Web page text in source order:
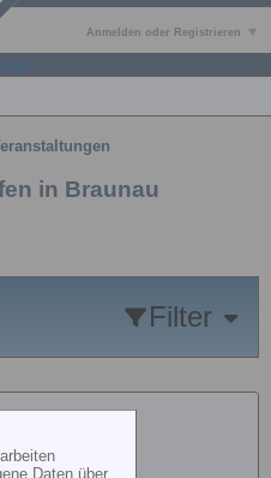
Anmelden oder Registrieren
in Braunau
Filter
Daten über